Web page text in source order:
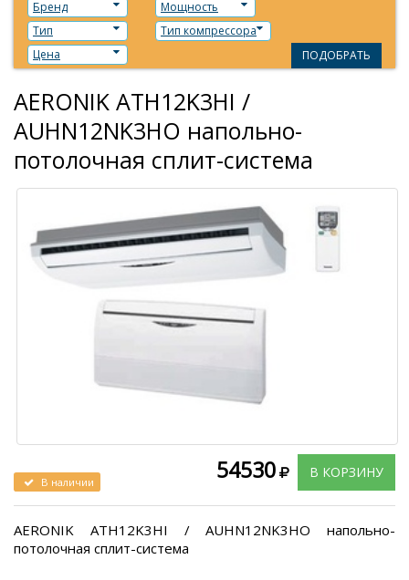
Бренд
Мощность
Тип
Тип компрессора
Цена
ПОДОБРАТЬ
AERONIK ATH12K3HI /
AUHN12NK3HO напольно-
потолочная сплит-система
В КОРЗИНУ
54530
В наличии
AERONIK ATH12K3HI / AUHN12NK3HO напольно-
потолочная сплит-система